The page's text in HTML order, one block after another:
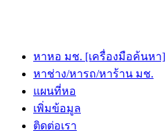
หาหอ มช. [เครื่องมือค้นหา]
หาช่าง/หารถ/หาร้าน มช.
แผนที่หอ
เพิ่มข้อมูล
ติดต่อเรา